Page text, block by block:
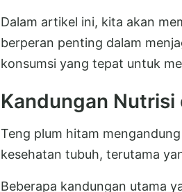
Dalam artikel ini, kita akan
berperan penting dalam
konsumsi yang tepat untuk
Kandungan Nutrisi
Teng plum hitam
kesehatan tubuh, terutama
Beberapa kandungan utama